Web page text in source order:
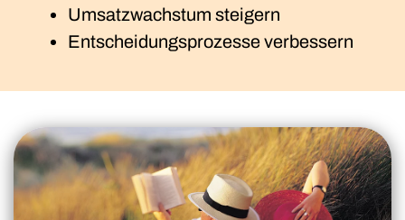
Umsatzwachstum steigern
Entscheidungsprozesse verbessern